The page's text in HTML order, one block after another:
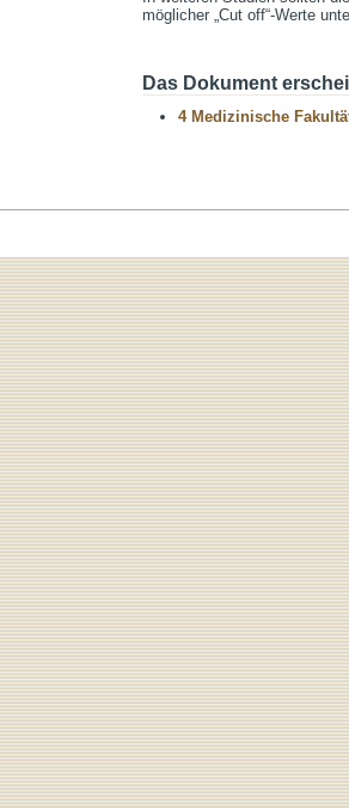
möglicher „Cut off“-Werte
Das Dokument
4 Medizinische